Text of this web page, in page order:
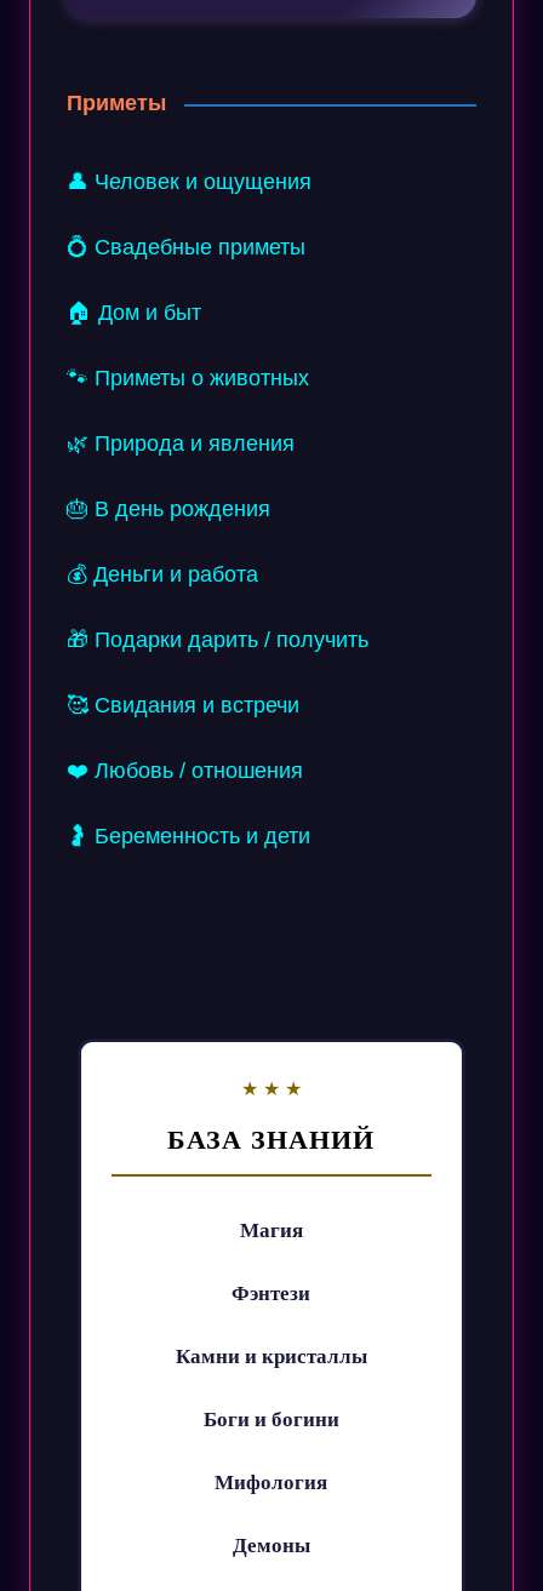
Приметы
👤 Человек и ощущения
💍 Свадебные приметы
🏠 Дом и быт
🐾 Приметы о животных
🌿 Природа и явления
🎂 В день рождения
💰 Деньги и работа
🎁 Подарки дарить / получить
🥰 Свидания и встречи
❤️ Любовь / отношения
🤰 Беременность и дети
БАЗА ЗНАНИЙ
Магия
Фэнтези
Камни и кристаллы
Боги и богини
Мифология
Демоны